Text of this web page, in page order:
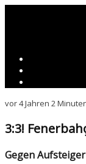
vor 4 Jahren 2
3:3!
Gegen Aufsteiger Ümraniyespor startete schließlich auch